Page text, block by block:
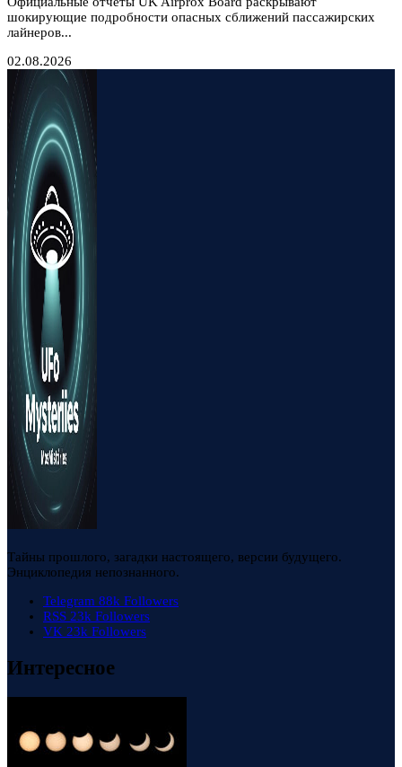
шокирующие подробности опасных сближений пассажирских
лайнеров...
02.08.2026
Тайны прошлого, загадки настоящего, версии будущего.
Энциклопедия непознанного.
Telegram 88k Followers
RSS 23k Followers
VK 23k Followers
Интересное